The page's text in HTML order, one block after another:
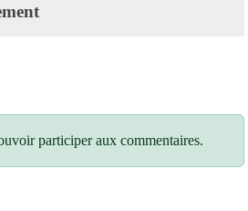
participer aux commentaires.